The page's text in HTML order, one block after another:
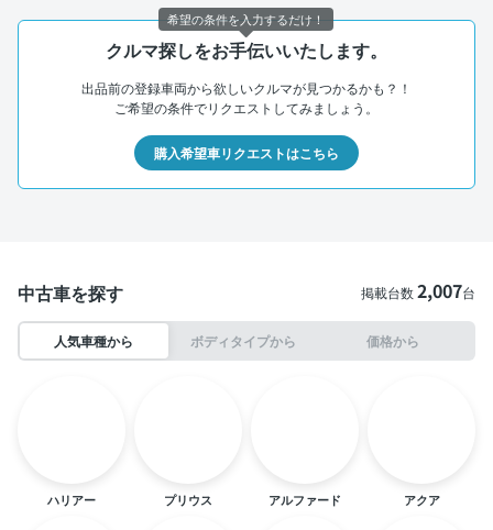
クルマ探しをお手伝いいたします。
出品前の登録車両から欲しいクルマが見つかるかも？！
ご希望の条件でリクエストしてみましょう。
購入希望車リクエストはこちら
中古車を探す 掲載台数2,007台
人気車種から ボディタイプから 価格から
ハリアー プリウス アルファード アクア
希望の条件を入力するだけ！